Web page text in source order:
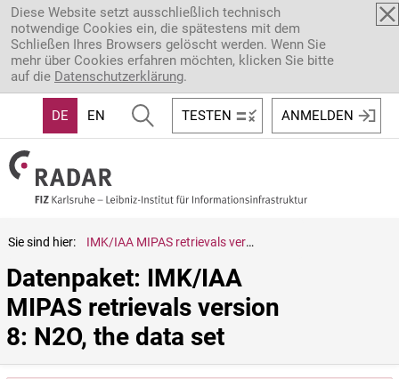
Direkt zum Inhalt
Diese Website setzt ausschließlich technisch
notwendige Cookies ein, die spätestens mit dem
Schließen Ihres Browsers gelöscht werden. Wenn Sie
mehr über Cookies erfahren möchten, klicken Sie bitte
auf die Datenschutzerklärung.
DE EN TESTEN ANMELDEN
Sie sind hier: IMK/IAA MIPAS retrievals version 8: N2O, the data set
Datenpaket: IMK/IAA
MIPAS retrievals version
8: N2O, the data set